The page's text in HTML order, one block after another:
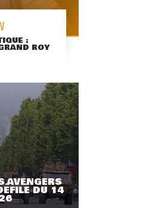
:
ROY
AVENGERS
DU 14